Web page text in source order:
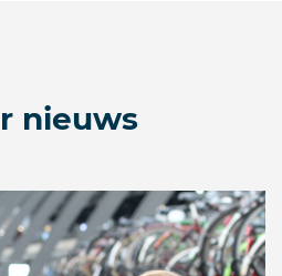
nieuws